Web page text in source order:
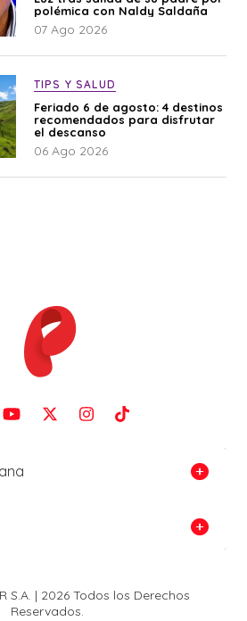
polémica con Naldy Saldaña
07 Ago 2026
TIPS Y SALUD
Feriado 6 de agosto: 4 destinos
recomendados para disfrutar
el descanso
06 Ago 2026
S.A. | 2026 Todos los Derechos
Reservados.